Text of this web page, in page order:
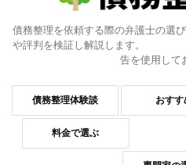
債務整理を依頼する際の弁護士の選
や評判を検証し解説します。
告を使用して
債務整理体験談 おすす
料金で選ぶ